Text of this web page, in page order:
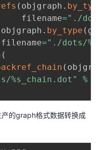
( objgraph .
filename
="./
objgraph . by_type ( gt
="./dots/
(
(
%s_chain.dot" %
产的graph格式数据转换成